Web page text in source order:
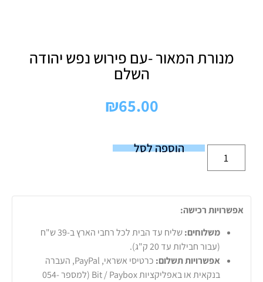
מנורת המאור -עם פירוש נפש יהודה
השלם
₪65.00
הוספה לסל
אפשרויות רכישה:
משלוחים:
שליח עד הבית לכל רחבי הארץ ב-39 ש"ח
(עבור חבילות עד 20 ק"ג).
אפשרויות תשלום:
כרטיסי אשראי, PayPal, העברה
בנקאית או באפליקציות Bit / Paybox (למספר 054-